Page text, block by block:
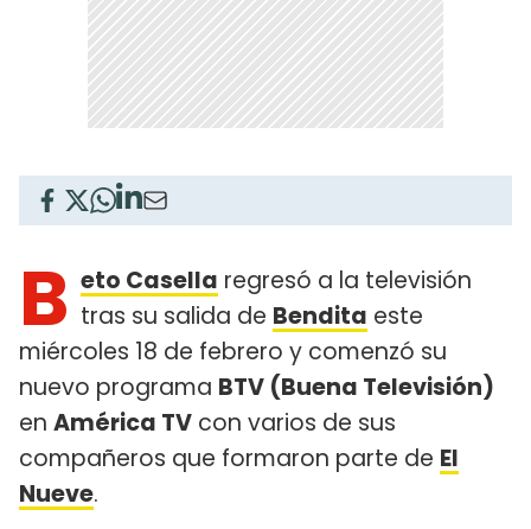
B eto Casella regresó a la televisión
tras su salida de Bendita este
miércoles 18 de febrero y comenzó su
nuevo programa BTV (Buena Televisión)
en América TV con varios de sus
compañeros que formaron parte de El
Nueve.